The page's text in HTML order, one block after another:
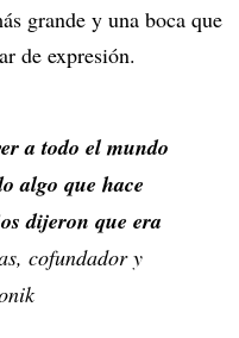
grande y una boca que
de expresión.
a todo el mundo
algo que hace
dijeron que era
cofundador y